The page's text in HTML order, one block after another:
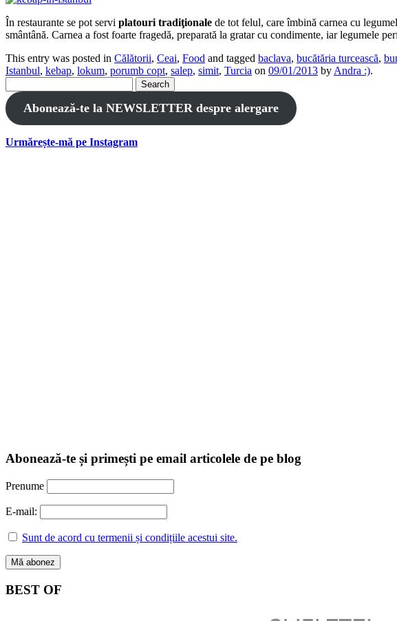
În restaurante se pot servi platouri tradiţionale de tot felul, care îmbină carnea cu
smântână. Carnea a fost foarte fragedă, preparată la gratar cu condimente, iar legumele
This entry was posted in Călătorii, Ceai, Food and tagged baclava, bucătăria turcească,
Istanbul, kebap, lokum, porumb copt, salep, simit, Turcia on 09/01/2013 by Andra :).
for:
Abonează-te la NEWSLETTER despre alergare
Urmărește-mă pe Instagram
Abonează-te și primești pe email articolele de pe blog
Prenume
E-mail:
Sunt de acord cu termenii și condițiile acestui site.
BEST OF